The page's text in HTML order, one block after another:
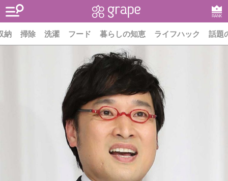
RANK
納 掃除 洗濯 フード 暮らしの知恵 ライフハック 話題